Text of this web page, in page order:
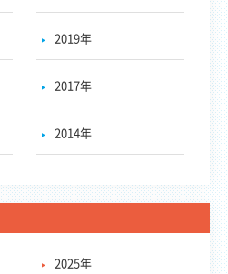
2019年
2017年
2014年
2025年